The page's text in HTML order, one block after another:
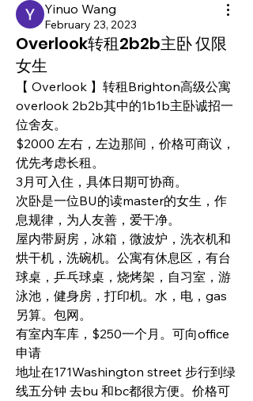
Yinuo Wang
February 23, 2023
Overlook转租2b2b主卧 仅限
女生
【 Overlook 】转租Brighton高级公寓
overlook 2b2b其中的1b1b主卧诚招一
位舍友。
$2000 左右，左边那间，价格可商议，
优先考虑长租。
3月可入住，具体日期可协商。
次卧是一位BU的读master的女生，作
息规律，为人友善，爱干净。
屋内带厨房，冰箱，微波炉，洗衣机和
烘干机，洗碗机。公寓有休息区，有台
球桌，乒乓球桌，烧烤架，自习室，游
泳池，健身房，打印机。水，电，gas
另算。包网。
有室内车库，$250一个月。可向office
申请
地址在171Washington street 步行到绿
线五分钟 去bu 和bc都很方便。价格可